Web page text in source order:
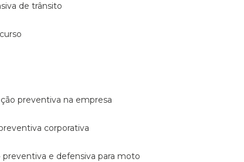
de trânsito
preventiva na empresa
corporativa
preventiva e defensiva para moto